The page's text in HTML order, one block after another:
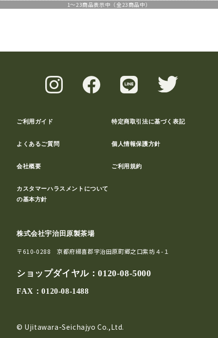
1～23商品表示中（全23商品中）
ご利用ガイド 特定商取引法に基づく表記
よくあるご質問 個人情報保護方針
会社概要 ご利用規約
カスタマーハラスメントについて
の基本方針
株式会社宇治田原製茶場
〒610-0288 京都府綴喜郡宇治田原町郷之口紫坊４-１
ショップダイヤル：0120-08-5000
FAX：0120-08-1488
© Ujitawara-Seichajyo Co.,Ltd.